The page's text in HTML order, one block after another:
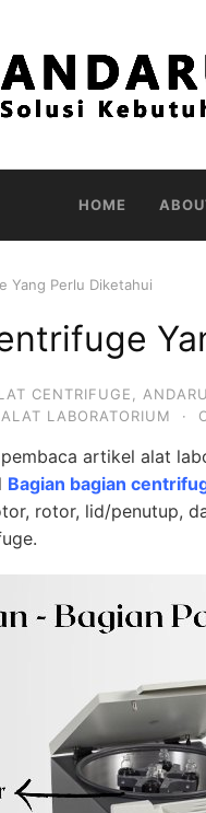
HOME
Yang Perlu Diketahui
CENTRIFUGE
LABORATORIUM ·
artikel alat
Bagian bagian
rotor, lid/penutup,